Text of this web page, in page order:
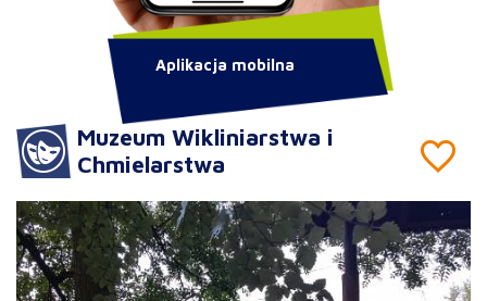
Muzeum Wikliniarstwa i
Chmielarstwa
Aplikacja mobilna